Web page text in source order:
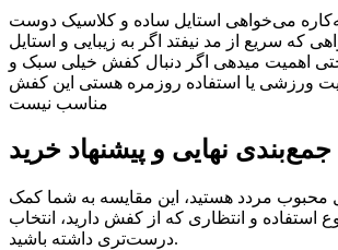
می‌خواهی استایل ساده و کلاسیک دوست
که سریع از مد نیفتد اگر به زیبایی و استایل
اهمیت میدهی اگر دنبال کفش خیلی سبک و
ورزشی یا استفاده روزمره هستی این کفش
مناسب نیست
جمع‌بندی نهایی و پیشنهاد خرید
محبوب مردد هستید، این مقایسه به شما کمک
استفاده و انتظاری که از کفش دارید، انتخاب
درست‌تری داشته باشید.